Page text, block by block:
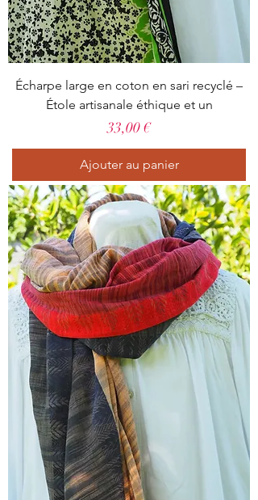
Écharpe large en coton en sari recyclé –
Étole artisanale éthique et un
Prix
33,00 €
Ajouter au panier